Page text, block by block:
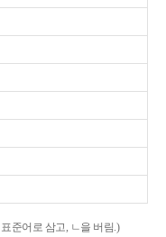
준어로 삼고, ㄴ을 버림.)